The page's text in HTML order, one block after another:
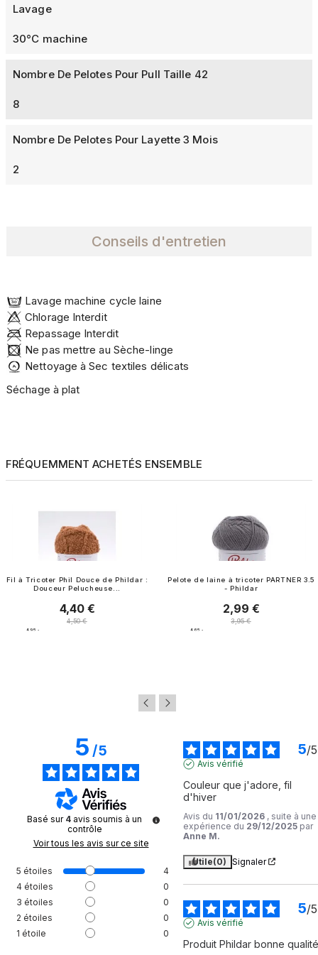
Lavage
30°C machine
Nombre De Pelotes Pour Pull Taille 42
8
Nombre De Pelotes Pour Layette 3 Mois
2
Conseils d'entretien
Lavage machine cycle laine
Chlorage Interdit
Repassage Interdit
Ne pas mettre au Sèche-linge
Nettoyage à Sec textiles délicats
Séchage à plat
FRÉQUEMMENT ACHETÉS ENSEMBLE
Fil à Tricoter Phil Douce de Phildar :
Douceur Pelucheuse...
Prix
4,40 €
Prix normal
4,50 €
4.9/5 -
Pelote de laine à tricoter PARTNER 3.5
- Phildar
Prix
2,99 €
Prix normal
3,95 €
4.6/5 -
5/5
Basé sur 4 avis soumis à un
contrôle
Voir tous les avis sur ce site
5 étoiles
4
4 étoiles
0
3 étoiles
0
2 étoiles
0
1 étoile 0
5/5
Avis vérifié
Couleur que j'adore, fil
d'hiver
Avis du 11/01/2026 , suite à une
expérience du 29/12/2025 par
Anne M.
Utile(0) Signaler
5/5
Avis vérifié
Produit Phildar bonne qualité